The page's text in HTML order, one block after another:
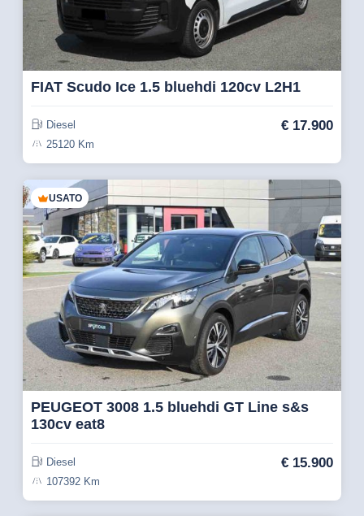
FIAT Scudo Ice 1.5 bluehdi 120cv L2H1
Diesel
25120 Km
€ 17.900
USATO
PEUGEOT 3008 1.5 bluehdi GT Line s&s
130cv eat8
Diesel
107392 Km
€ 15.900